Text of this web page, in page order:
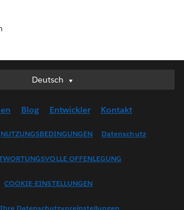
Deutsch
Deutsch
English (US)
Français (France)
Blog Entwickler Kontakt
NUTZUNGSBEDINGUNGEN Datenschutz
OFFENLEGUNG
COOKIE-EINSTELLUNGEN
Ihre Datenschutzvoreinstellungen